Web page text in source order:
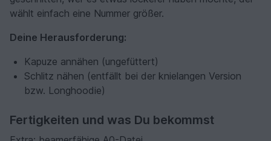
wählt einfach eine Nummer größer.
Deine Herausforderung:
Kapuze annähen (ungefüttert)
Schlitz nähen (entfällt bei der knielangen Version
bzw. Longhoodie)
Fertigkeiten und was Du bekommst